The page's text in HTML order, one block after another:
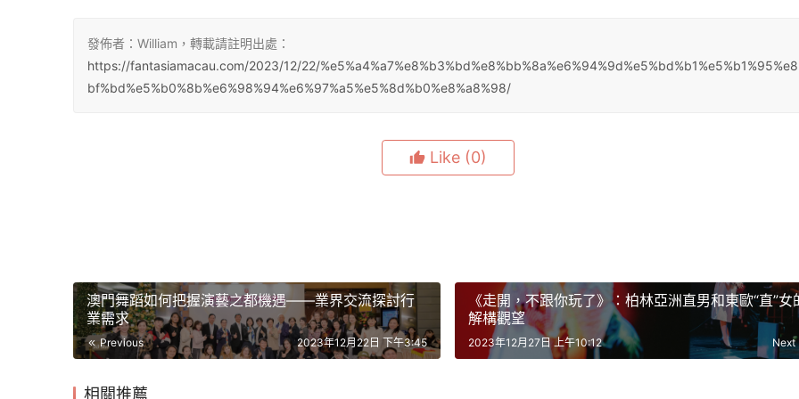
發佈者：William，轉載請註明出處：
https://fantasiamacau.com/2023/12/22/
bf%bd%e5%b0%8b%e6%98%94%e6%97%a5%e5%8d%b0%e8%a8%98/
Like (0)
澳門舞蹈如何把握演藝之都機遇——業界交流探討行
業需求
Previous 2023年12月22日 下午3:45
《走開，不跟你玩了》：柏林亞洲直男和東歐“直”女
解構觀望
Next
2023年12月27日 上午10:12
相關推薦